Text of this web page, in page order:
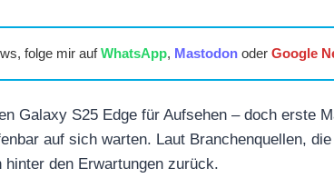
folge mir aufWhatsApp, Mastodonoder Google
Galaxy S25 Edge für Aufsehen – doch erste
auf sich warten. Laut Branchenquellen,
den Erwartungen zurück.